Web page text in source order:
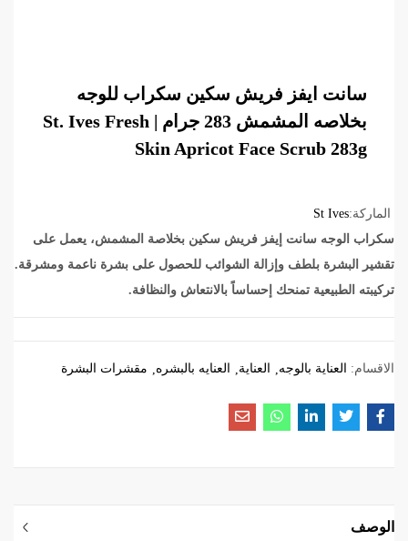
سانت ايفز فريش سكين سكراب للوجه
بخلاصه المشمش 283 جرام | St. Ives Fresh
Skin Apricot Face Scrub 283g
الماركة:St Ives
سكراب الوجه سانت إيفز فريش سكين بخلاصة المشمش، يعمل على
تقشير البشرة بلطف وإزالة الشوائب للحصول على بشرة ناعمة ومشرقة.
تركيبته الطبيعية تمنحك إحساساً بالانتعاش والنظافة.
الاقسام: العناية بالوجه العناية العنايه بالبشره مقشرات البشرة
الوصف